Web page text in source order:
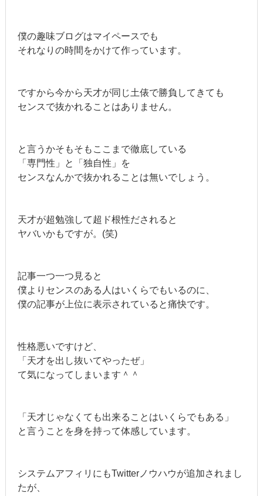
僕の趣味ブログはマイペースでも
それなりの時間をかけて作っています。
ですから今から天才が同じ土俵で勝負してきても
センスで抜かれることはありません。
と言うかそもそもここまで徹底している
「専門性」と「独自性」を
センスなんかで抜かれることは無いでしょう。
天才が超勉強して超ド根性だされると
ヤバいかもですが。(笑)
記事一つ一つ見ると
僕よりセンスのある人はいくらでもいるのに、
僕の記事が上位に表示されていると痛快です。
性格悪いですけど、
「天才を出し抜いてやったぜ」
て気になってしまいます＾＾
「天才じゃなくても出来ることはいくらでもある」
と言うことを身を持って体感しています。
システムアフィリにもTwitterノウハウが追加されまし
たが、